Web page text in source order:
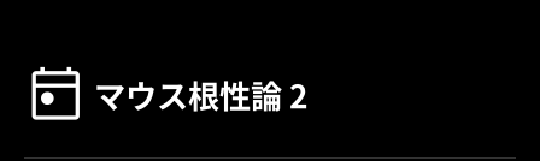
マウス根性論 2